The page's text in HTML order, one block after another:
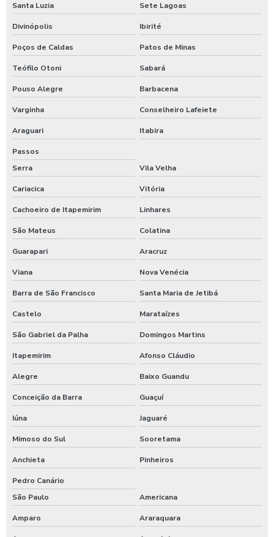
Válvula redutora de pressão para purificador
Válvula reguladora de vazão
Válvula reguladora de vazão unidirecional
Válvula de retenção 100mm
Válvula de retenção 100mm preço
Válvula de retenção 150mm
Válvula de retenção 150mm ferro fundido
Válvula de retenção 4 polegadas
Válvula de retenção 4 polegadas flangeada
Válvula de retenção 400mm
Válvula de retenção 6
Válvula de retenção para água
Válvula de retenção para água quente
Válvula de retenção para águas pluviais
Válvula de retenção para bomba
Válvula de retenção para caixa d água
Válvula de retenção para esgoto 150mm
Válvula de retenção para esgoto 200mm
Válvula de retenção para esgoto 4 polegadas
Santa Luzia Sete Lagoas
Divinópolis Ibirité
Poços de Caldas Patos de Minas
Teófilo Otoni Sabará
Pouso Alegre Barbacena
Varginha Conselheiro Lafeiete
Araguari Itabira
Passos
Serra
Vila Velha
Cariacica Vitória
Cachoeiro de Itapemirim Linhares
São Mateus Colatina
Guarapari Aracruz
Viana Nova Venécia
Barra de São Francisco Santa Maria de Jetibá
Castelo Marataízes
São Gabriel da Palha Domingos Martins
Itapemirim Afonso Cláudio
Alegre Baixo Guandu
Conceição da Barra Guaçuí
Iúna Jaguaré
Mimoso do Sul Sooretama
Anchieta Pinheiros
Pedro Canário
São Paulo
Americana
Amparo Araraquara